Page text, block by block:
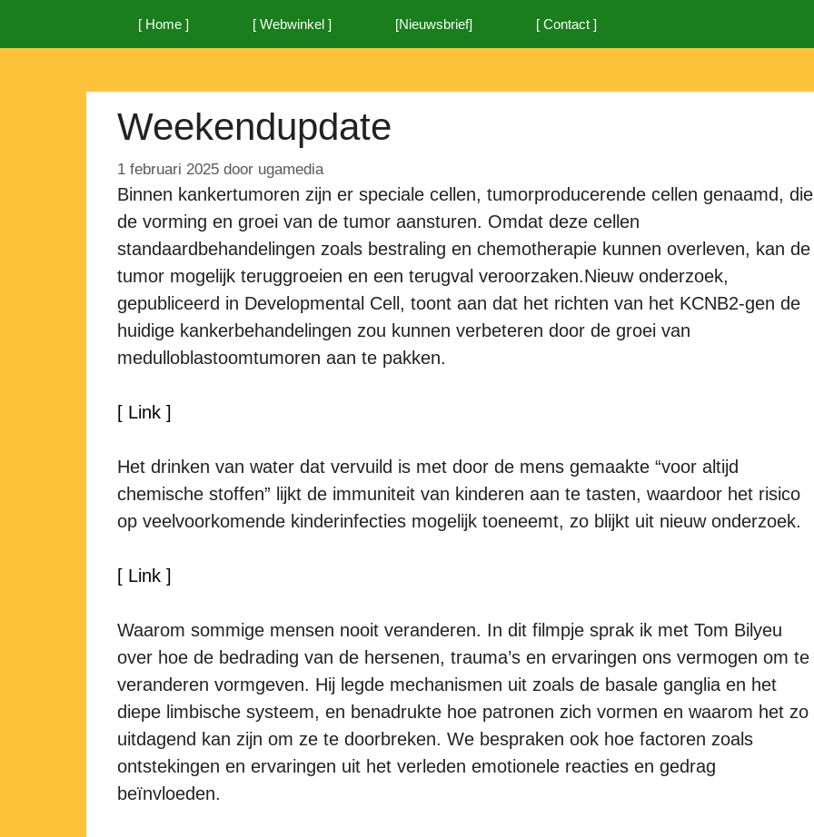
[ Home ] [ Webwinkel ] [Nieuwsbrief] [ Contact ]
Weekendupdate
1 februari 2025 door ugamedia
Binnen kankertumoren zijn er speciale cellen, tumorproducerende cellen genaamd, die
de vorming en groei van de tumor aansturen. Omdat deze cellen
standaardbehandelingen zoals bestraling en chemotherapie kunnen overleven, kan de
tumor mogelijk teruggroeien en een terugval veroorzaken.Nieuw onderzoek,
gepubliceerd in Developmental Cell, toont aan dat het richten van het KCNB2-gen de
huidige kankerbehandelingen zou kunnen verbeteren door de groei van
medulloblastoomtumoren aan te pakken.
[ Link ]
Het drinken van water dat vervuild is met door de mens gemaakte “voor altijd
chemische stoffen” lijkt de immuniteit van kinderen aan te tasten, waardoor het risico
op veelvoorkomende kinderinfecties mogelijk toeneemt, zo blijkt uit nieuw onderzoek.
[ Link ]
Waarom sommige mensen nooit veranderen. In dit filmpje sprak ik met Tom Bilyeu
over hoe de bedrading van de hersenen, trauma’s en ervaringen ons vermogen om te
veranderen vormgeven. Hij legde mechanismen uit zoals de basale ganglia en het
diepe limbische systeem, en benadrukte hoe patronen zich vormen en waarom het zo
uitdagend kan zijn om ze te doorbreken. We bespraken ook hoe factoren zoals
ontstekingen en ervaringen uit het verleden emotionele reacties en gedrag
beïnvloeden.